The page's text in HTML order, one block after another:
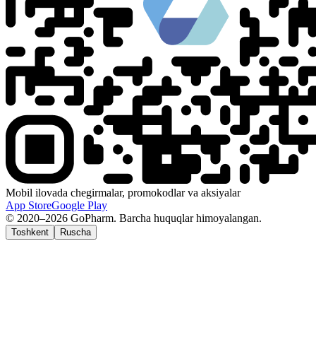
Mobil ilovada chegirmalar, promokodlar va aksiyalar
App StoreGoogle Play
© 2020–2026 GoPharm. Barcha huquqlar himoyalangan.
Toshkent Ruscha